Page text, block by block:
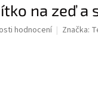
na zeď a
hodnocení Značka: